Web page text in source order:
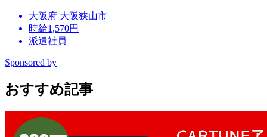
大阪府 大阪狭山市
時給1,570円
派遣社員
Sponsored by
おすすめ記事